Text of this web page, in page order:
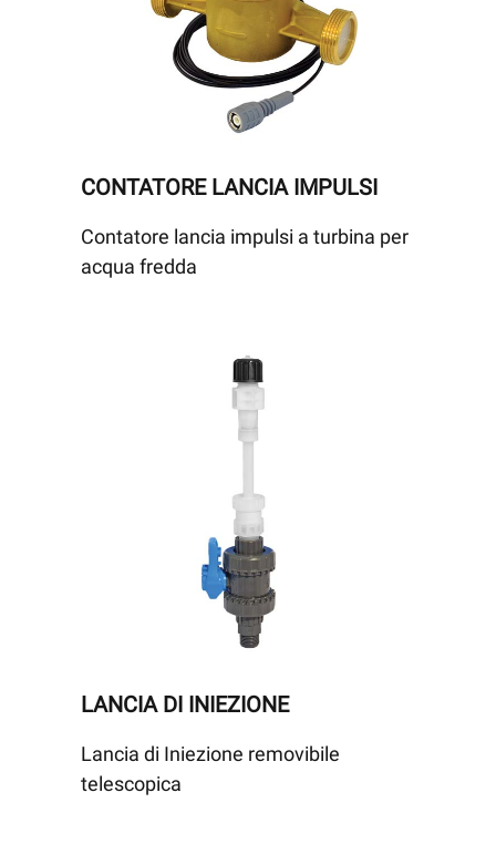
CONTATORE LANCIA IMPULSI
Contatore lancia impulsi a turbina per
acqua fredda
LANCIA DI INIEZIONE
Lancia di Iniezione removibile
telescopica